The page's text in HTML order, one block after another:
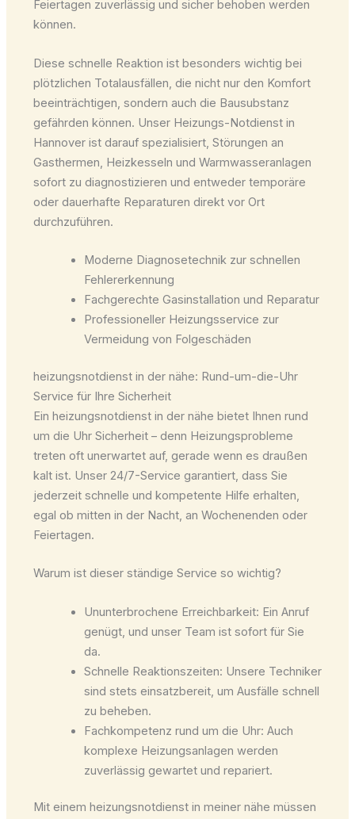
Feiertagen zuverlässig und sicher behoben werden
können.
Diese schnelle Reaktion ist besonders wichtig bei
plötzlichen Totalausfällen, die nicht nur den Komfort
beeinträchtigen, sondern auch die Bausubstanz
gefährden können. Unser Heizungs-Notdienst in
Hannover ist darauf spezialisiert, Störungen an
Gasthermen, Heizkesseln und Warmwasseranlagen
sofort zu diagnostizieren und entweder temporäre
oder dauerhafte Reparaturen direkt vor Ort
durchzuführen.
Moderne Diagnosetechnik zur schnellen
Fehlererkennung
Fachgerechte Gasinstallation und Reparatur
Professioneller Heizungsservice zur
Vermeidung von Folgeschäden
heizungsnotdienst in der nähe: Rund-um-die-Uhr
Service für Ihre Sicherheit
Ein heizungsnotdienst in der nähe bietet Ihnen rund
um die Uhr Sicherheit – denn Heizungsprobleme
treten oft unerwartet auf, gerade wenn es draußen
kalt ist. Unser 24/7-Service garantiert, dass Sie
jederzeit schnelle und kompetente Hilfe erhalten,
egal ob mitten in der Nacht, an Wochenenden oder
Feiertagen.
Warum ist dieser ständige Service so wichtig?
Ununterbrochene Erreichbarkeit: Ein Anruf
genügt, und unser Team ist sofort für Sie
da.
Schnelle Reaktionszeiten: Unsere Techniker
sind stets einsatzbereit, um Ausfälle schnell
zu beheben.
Fachkompetenz rund um die Uhr: Auch
komplexe Heizungsanlagen werden
zuverlässig gewartet und repariert.
Mit einem heizungsnotdienst in meiner nähe müssen